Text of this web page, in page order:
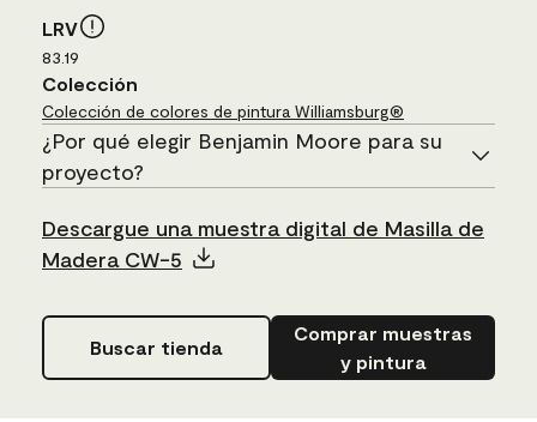
LRV
83.19
Colección
Colección de colores de pintura Williamsburg®
¿Por qué elegir Benjamin Moore para su
proyecto?
Descargue una muestra digital de Masilla de
Madera CW-5
Buscar tienda
Comprar muestras
y pintura